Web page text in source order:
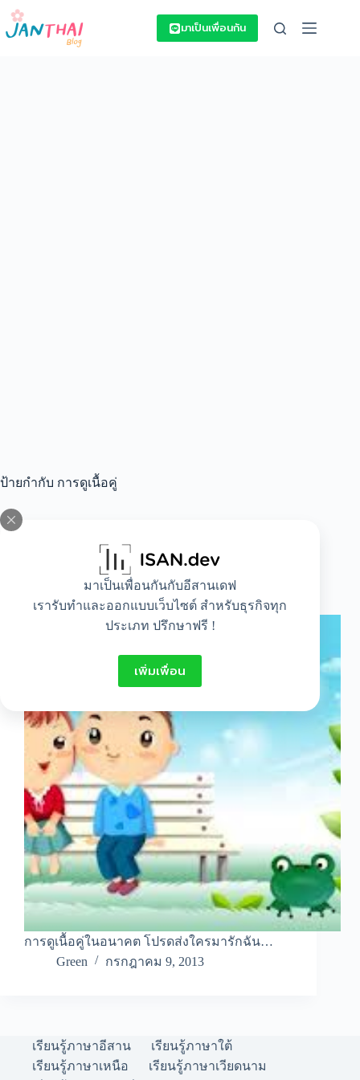
Skip
content
มาเป็นเพื่อนกันกับอีสานเดฟ
เรารับทำและออกแบบเว็บไซต์ สำหรับธุรกิจทุก
ประเภท ปรึกษาฟรี !
เพิ่มเพื่อน
มาเป็นเพื่อนกัน
ป้ายกำกับ การดูเนื้อคู่
Lifestyle
การดูเนื้อคู่ในอนาคต
การดูเนื้อคู่ในอนาคต โปรดส่งใครมารักฉัน…
Green
กรกฎาคม 9, 2013
เรียนรู้ภาษาอีสาน
เรียนรู้ภาษาใต้
เรียนรู้ภาษาเหนือ
เรียนรู้ภาษาเวียดนาม